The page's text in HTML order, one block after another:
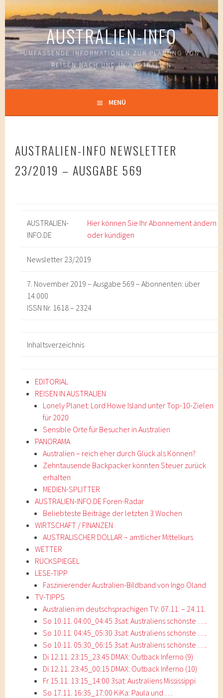
Springe
zum
Inhalt
AUSTRALIEN-INFO
UMFASSENDE INFORMATIONEN ZUR PLANUNG VON
REISEN NACH UND IN AUSTRALIEN
MENÜ
AUSTRALIEN-INFO NEWSLETTER
23/2019 – AUSGABE 569
AUSTRALIEN-
INFO.DE
Hier können Sie Ihr Abonnement ändern
oder kündigen
Newsletter 23/2019
7. November 2019 – Ausgabe 569 – Abonnenten: über
14.000
ISSN Nr. 1618 – 2324
Inhaltsverzeichnis
EDITORIAL
REISEN IN AUSTRALIEN
Lonely Planet: Lord Howe Island unter Top-10-Zielen
für 2020
Sensible Orte für Besucher in Australien
PANORAMA
Australien – reich eher durch Glück als Können?
Zehntausende Backpacker könnten Steuer zurück
erhalten
MEDIEN-SPLITTER
AUSTRALIEN-INFO.DE Foren-Radar
Beliebteste Beiträge der letzten 3 Wochen
WIRTSCHAFT / FINANZEN
AUSTRALISCHER DOLLAR – amtlicher Mittelkurs
WETTER
RÜCKSPIEGEL
LESE-TIPP
Faszinierender Australien-Bildband von Ingo Öland
TV-TIPPS
Australien im deutschsprachigen TV: 07.11. – 24.11.
So 10.11. 04:00_04:45 3sat: Australiens schönste ….
So 10.11. 04:45_05:30 3sat: Australiens schönste ….
So 10.11. 05:30_06:15 3sat: Australiens schönste ….
Di 12.11. 23:15_23:45 DMAX: Outback Inferno (9)
Di 12.11. 23:45_00:15 DMAX: Outback Inferno (10)
Fr 15.11. 13:15_14:00 3sat: Australiens Mississippi
So 17.11. 16:35_17:00 KiKa: Paula und …